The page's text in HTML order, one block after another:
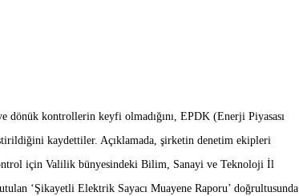
dönük kontrollerin keyfi olmadığını, EPDK (Enerji Piyasası
kaydettiler. Açıklamada, şirketin denetim ekipleri
için Valilik bünyesindeki Bilim, Sanayi ve Teknoloji İl
‘Şikayetli Elektrik Sayacı Muayene Raporu’ doğrultusunda